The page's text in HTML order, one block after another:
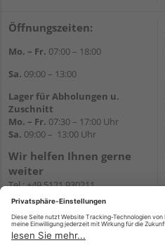
Öffnungszeiten:
Mo. – Fr. 07:00 – 18:00
Sa. 09:00 – 13:00
Lager für Abholungen u.
Zuschnitt
Mo. – Fr. 07:30 – 17:00 Uhr
Sa. 09:00 – 13:00 Uhr
Wir helfen Ihnen gerne
weiter
Tel.:+49 5121 930211
E-Mail:holzlandshop@holzland-
Newsletter